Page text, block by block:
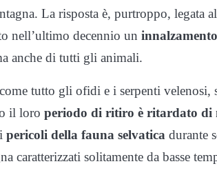
La risposta è, purtroppo, legata al
nell’ultimo decennio un
anche di tutti gli animali.
tutto gli ofidi e i serpenti
il loro periodo di ritiro è ritardato di
pericoli della fauna selvatica durante
caratterizzati solitamente da basse